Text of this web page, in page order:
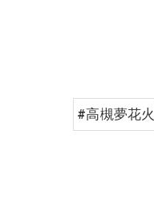
#高槻夢花火